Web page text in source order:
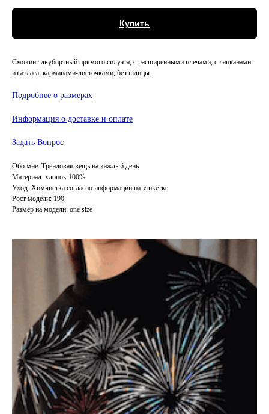
Купить
Смокинг двубортный прямого силуэта, с расширенными плечами, с лацканами
из атласа, карманами-листочками, без шлицы.
Подробнее о размерах
Информация о доставке и оплате
Задать Вопрос
Обо мне: Трендовая вещь на каждый день
Материал: хлопок 100%
Уход: Химчистка согласно информации на этикетке
Рост модели: 190
Размер на модели: one size